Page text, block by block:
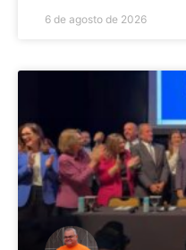
6 de agosto de 2026